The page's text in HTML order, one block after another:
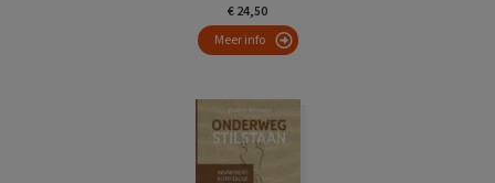
€ 24,50
Meer info